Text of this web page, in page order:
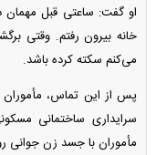
او گفت: ساعتی قبل مهمان
خانه بیرون رفتم. وقتی
می‌کنم سکته کرده باشد.
پس از این تماس،
سرایداری ساختمانی
مأموران با جسد زن جوانی